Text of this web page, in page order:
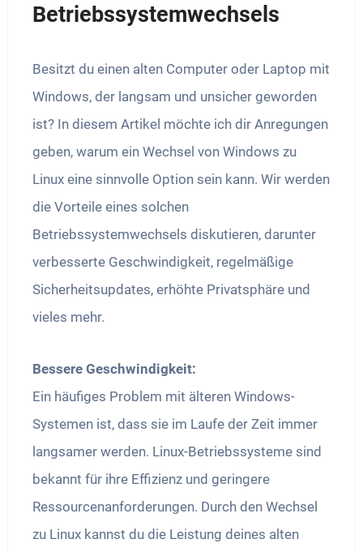
Betriebssystemwechsels
Besitzt du einen alten Computer oder Laptop mit
Windows, der langsam und unsicher geworden
ist? In diesem Artikel möchte ich dir Anregungen
geben, warum ein Wechsel von Windows zu
Linux eine sinnvolle Option sein kann. Wir werden
die Vorteile eines solchen
Betriebssystemwechsels diskutieren, darunter
verbesserte Geschwindigkeit, regelmäßige
Sicherheitsupdates, erhöhte Privatsphäre und
vieles mehr.
Bessere Geschwindigkeit:
Ein häufiges Problem mit älteren Windows-
Systemen ist, dass sie im Laufe der Zeit immer
langsamer werden. Linux-Betriebssysteme sind
bekannt für ihre Effizienz und geringere
Ressourcenanforderungen. Durch den Wechsel
zu Linux kannst du die Leistung deines alten